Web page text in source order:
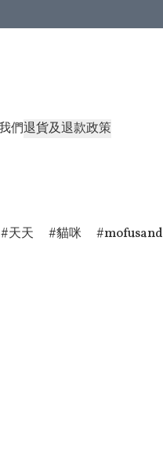
們退貨及退款政策
天天 貓咪 mofusand